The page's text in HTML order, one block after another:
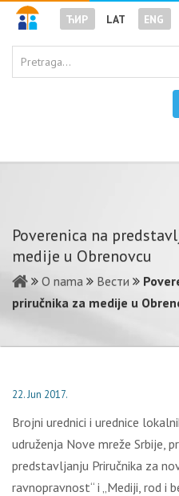
ЋИР LAT ENG
Poverenica na
medije u Obrenovcu
O nama Вести
priručnika za medije u
22. Jun 2017.
Brojni urednici i urednice
udruženja Nove mreže Srbije,
predstavljanju Priručnika za
ravnopravnost“ i „Mediji, rod i